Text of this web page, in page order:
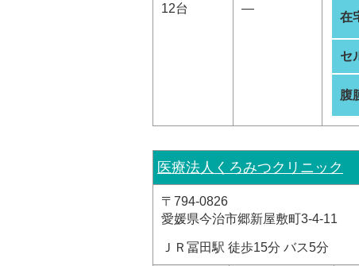
12台 ―
在
セ
腹
医療法人くろみつクリニック
〒794-0826
愛媛県今治市郷新屋敷町3-4-11
ＪＲ冨田駅 徒歩15分 バス5分